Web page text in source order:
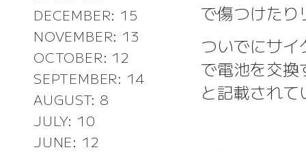
DECEMBER: 15
NOVEMBER: 13
OCTOBER: 12
SEPTEMBER: 14
AUGUST: 8
JULY: 10
JUNE: 12
で傷つけた
ついでにサ
で電池を交
と記載され